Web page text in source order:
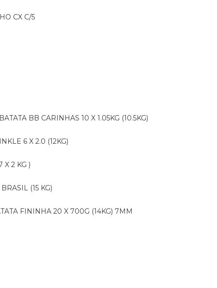
CX C/5
BATATA BB CARINHAS 10 X 1.05KG (10.5KG)
6 X 2.0 (12KG)
X 2 KG )
(15 KG)
FININHA 20 X 700G (14KG) 7MM